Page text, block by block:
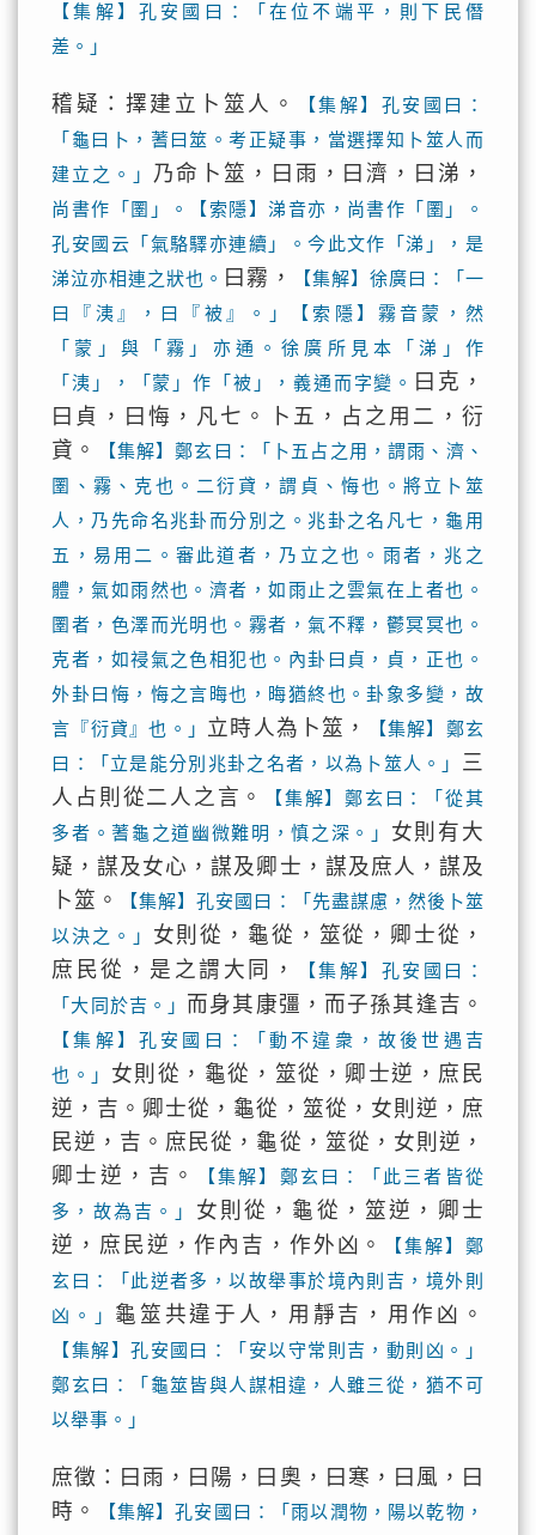
【集解】孔安國曰：「在位不端平，則下民僭
差。」
稽疑：擇建立卜筮人。
【集解】孔安國曰：
「龜曰卜，蓍曰筮。考正疑事，當選擇知卜筮人而
建立之。」 乃命卜筮，曰雨，曰濟，曰涕，
尚書作「圛」。【索隱】涕音亦，尚書作「圛」。
孔安國云「氣駱驛亦連續」。今此文作「涕」，是
涕泣亦相連之狀也。 曰霧，
【集解】徐廣曰：「一
曰『洟』，曰『被』。」【索隱】霧音蒙，然
「蒙」與「霧」亦通。徐廣所見本「涕」作
「洟」，「蒙」作「被」，義通而字變。 曰克，
曰貞，曰悔，凡七。卜五，占之用二，衍
貣。
【集解】鄭玄曰：「卜五占之用，謂雨、濟、
圛、霧、克也。二衍貣，謂貞、悔也。將立卜筮
人，乃先命名兆卦而分別之。兆卦之名凡七，龜用
五，易用二。審此道者，乃立之也。雨者，兆之
體，氣如雨然也。濟者，如雨止之雲氣在上者也。
圛者，色澤而光明也。霧者，氣不釋，鬱冥冥也。
克者，如祲氣之色相犯也。內卦曰貞，貞，正也。
外卦曰悔，悔之言晦也，晦猶終也。卦象多變，故
言『衍貣』也。」 立時人為卜筮，
【集解】鄭玄
曰：「立是能分別兆卦之名者，以為卜筮人。」 三
人占則從二人之言。
【集解】鄭玄曰：「從其
多者。蓍龜之道幽微難明，慎之深。」 女則有大
疑，謀及女心，謀及卿士，謀及庶人，謀及
卜筮。
【集解】孔安國曰：「先盡謀慮，然後卜筮
以決之。」 女則從，龜從，筮從，卿士從，
庶民從，是之謂大同，
【集解】孔安國曰：
「大同於吉。」 而身其康彊，而子孫其逢吉。
【集解】孔安國曰：「動不違衆，故後世遇吉
也。」 女則從，龜從，筮從，卿士逆，庶民
逆，吉。卿士從，龜從，筮從，女則逆，庶
民逆，吉。庶民從，龜從，筮從，女則逆，
卿士逆，吉。
【集解】鄭玄曰：「此三者皆從
多，故為吉。」 女則從，龜從，筮逆，卿士
逆，庶民逆，作內吉，作外凶。
【集解】鄭
玄曰：「此逆者多，以故舉事於境內則吉，境外則
凶。」 龜筮共違于人，用靜吉，用作凶。
【集解】孔安國曰：「安以守常則吉，動則凶。」
鄭玄曰：「龜筮皆與人謀相違，人雖三從，猶不可
以舉事。」
庶徵：曰雨，曰陽，曰奧，曰寒，曰風，曰
時。
【集解】孔安國曰：「雨以潤物，陽以乾物，